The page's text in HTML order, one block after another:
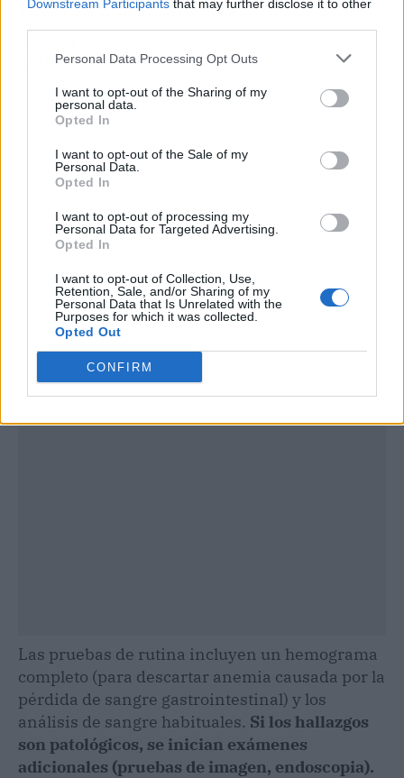
Downstream Participants that may further disclose it to other
Personal Data Processing Opt Outs
I want to opt-out of the Sharing of my
personal data.
Opted In
I want to opt-out of the Sale of my
Personal Data.
Opted In
I want to opt-out of processing my
Personal Data for Targeted Advertising.
Opted In
I want to opt-out of Collection, Use,
Retention, Sale, and/or Sharing of my
Personal Data that Is Unrelated with the
Purposes for which it was collected.
Opted Out
CONFIRM
Las pruebas para enfermedades cardíacas
deben preceder a las pruebas para afecciones
gastrointestinales, como la endoscopia.
Las pruebas de rutina incluyen un hemograma
completo (para descartar anemia causada por la
pérdida de sangre gastrointestinal) y los
análisis de sangre habituales. Si los hallazgos
son patológicos, se inician exámenes
adicionales (pruebas de imagen, endoscopia).